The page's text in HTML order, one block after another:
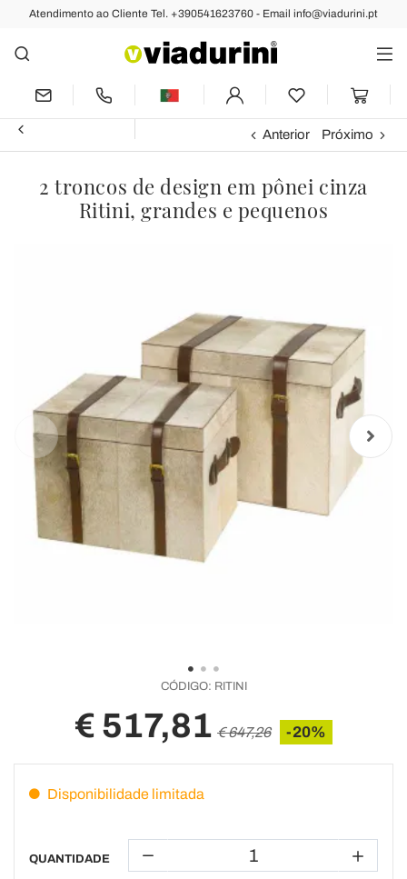
Atendimento ao Cliente Tel. +390541623760 - Email info@viadurini.pt
Anterior Próximo
2 troncos de design em pônei cinza
Ritini, grandes e pequenos
CÓDIGO: RITINI
€ 517,81 € 647,26 -20%
Disponibilidade limitada
QUANTIDADE